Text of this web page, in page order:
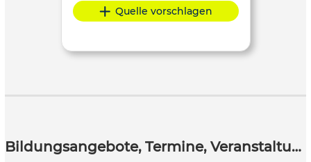
Quelle vorschlagen
Bildungsangebote, Termine, Veranstaltungen